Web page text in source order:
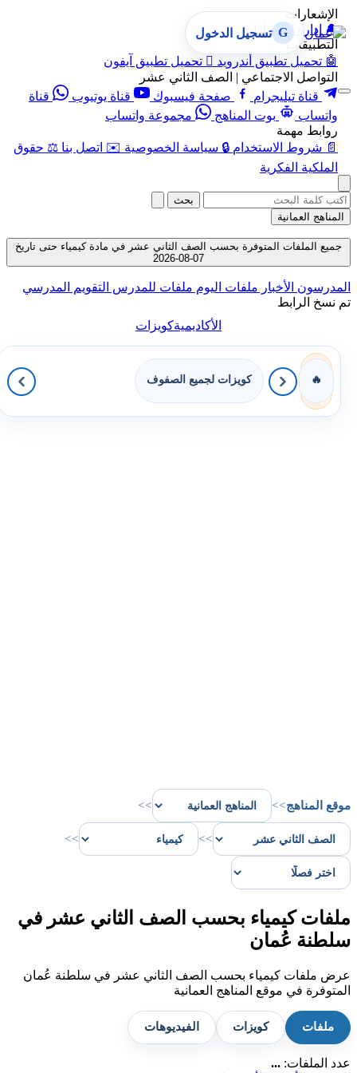
الإشعارات
🔔 إدارة الإشعارات
التطبيقات
🤖 تحميل تطبيق أندرويد  تحميل تطبيق آيفون
التواصل الاجتماعي | الصف الثاني عشر
قناة تيليجرام
صفحة فيسبوك قناة يوتيوب
قناة
واتساب
بوت المناهج
مجموعة واتساب
روابط مهمة
📄 شروط الاستخدام 🔒 سياسة الخصوصية ✉️ اتصل بنا ⚖️ حقوق
الملكية الفكرية
G تسجيل الدخول
بحث
المناهج العمانية
جميع الملفات المتوفرة بحسب الصف الثاني عشر في مادة كيمياء حتى تاريخ
07-08-2026
المدرسون الأخبار ملفات اليوم ملفات للمدرس التقويم المدرسي
تم نسخ الرابط
الأكاديميةكويزات
🔥 كويزات لجميع الصفوف
موقع المناهج>>
>>
>>
>>
ملفات كيمياء بحسب الصف الثاني عشر في
سلطنة عُمان
عرض ملفات كيمياء بحسب الصف الثاني عشر في سلطنة عُمان
المتوفرة في موقع المناهج العمانية
ملفات كويزات الفيديوهات
عدد الملفات: ...